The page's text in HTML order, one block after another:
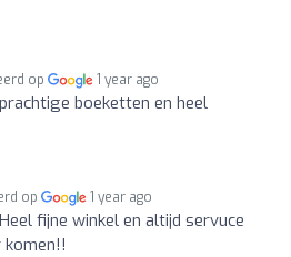
op 1 year ago
prachtige boeketten en heel
op 1 year ago
Heel fijne winkel en altijd servuce